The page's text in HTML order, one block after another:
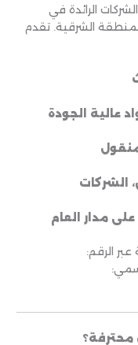
الرائدة في
الشرقية. تقدم
عالية الجودة
الشركات
مدار العام
الرقم:
محترفة؟